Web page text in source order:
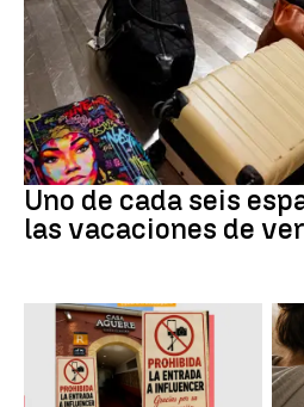
Subida precios
Uno de cada seis
las vacaciones de